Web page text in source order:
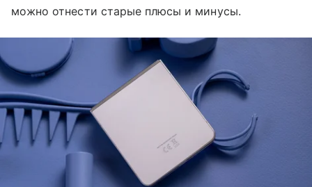
можно отнести старые плюсы и минусы.